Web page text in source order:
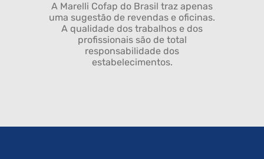
A Marelli Cofap do Brasil traz apenas
uma sugestão de revendas e oficinas.
A qualidade dos trabalhos e dos
profissionais são de total
responsabilidade dos
estabelecimentos.